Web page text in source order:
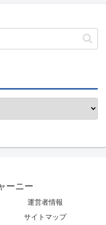
ーニー
運営者情報
サイトマップ